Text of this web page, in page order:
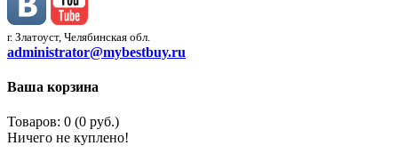
г. Златоуст, Челябинская обл.
administrator@mybestbuy.ru
Ваша корзина
Товаров: 0 (0 руб.)
Ничего не куплено!